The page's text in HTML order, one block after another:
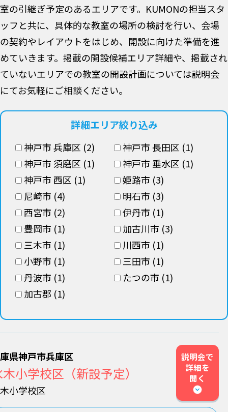
室の引継ぎ予定のあるエリアです。KUMONの担当スタ
ッフと共に、具体的な教室の場所の検討を行い、会場
の契約やレイアウトをはじめ、開設に向けた準備を進
めていきます。掲載の開設候補エリア詳細や、掲載され
ていないエリアでの教室の開設計画については説明会
にてお気軽にご相談ください。
詳細エリア絞り込み
神戸市 兵庫区 (2)
神戸市 長田区 (1)
神戸市 須磨区 (1)
神戸市 垂水区 (1)
神戸市 西区 (1)
姫路市 (3)
尼崎市 (4)
明石市 (3)
西宮市 (2)
伊丹市 (1)
豊岡市 (1)
加古川市 (3)
三木市 (1)
川西市 (1)
小野市 (1)
三田市 (1)
丹波市 (1)
たつの市 (1)
加古郡 (1)
県神戸市兵庫区
小学校区（新設予定）
小学校区
説明会で
詳細を
聞く